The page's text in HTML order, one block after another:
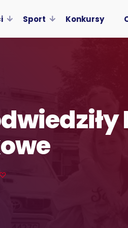
Sport Konkursy